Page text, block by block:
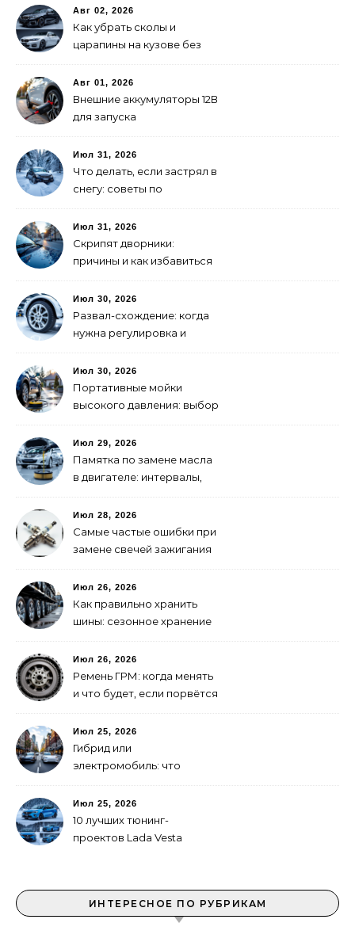
Авг 02, 2026
Как убрать сколы и
царапины на кузове без
Авг 01, 2026
Внешние аккумуляторы 12В
для запуска
выбрать
Июл 31, 2026
Что делать, если застрял в
снегу: советы по
Июл 31, 2026
Скрипят дворники:
причины и как избавиться
Июл 30, 2026
Развал-схождение: когда
нужна регулировка и
Июл 30, 2026
Портативные мойки
высокого давления: выбор
мойки авто
Июл 29, 2026
Памятка по замене масла
в двигателе: интервалы,
Июл 28, 2026
Самые частые ошибки при
замене свечей зажигания
Июл 26, 2026
Как правильно хранить
шины: сезонное хранение
Июл 26, 2026
Ремень ГРМ: когда менять
и что будет, если порвётся
Июл 25, 2026
Гибрид или
электромобиль: что
Июл 25, 2026
10 лучших тюнинг-
проектов Lada Vesta
ИНТЕРЕСНОЕ ПО РУБРИКАМ